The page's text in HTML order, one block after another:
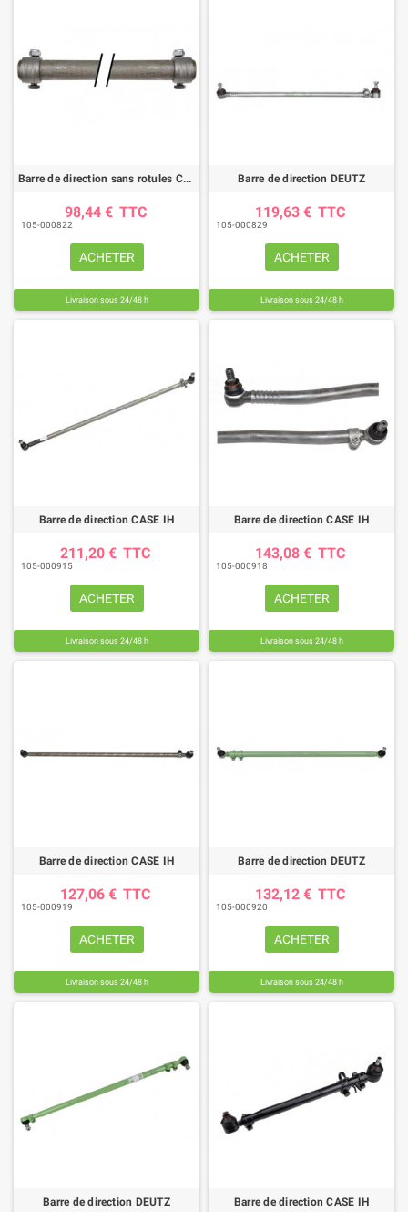
Barre de direction sans rotules CASE IH
98,44 € TTC
105-000822
ACHETER
Livraison sous 24/48 h
Barre de direction DEUTZ
119,63 € TTC
105-000829
ACHETER
Livraison sous 24/48 h
Barre de direction CASE IH
211,20 € TTC
105-000915
ACHETER
Livraison sous 24/48 h
Barre de direction CASE IH
143,08 € TTC
105-000918
ACHETER
Livraison sous 24/48 h
Barre de direction CASE IH
127,06 € TTC
105-000919
ACHETER
Livraison sous 24/48 h
Barre de direction DEUTZ
132,12 € TTC
105-000920
ACHETER
Livraison sous 24/48 h
Barre de direction DEUTZ Barre de direction CASE IH